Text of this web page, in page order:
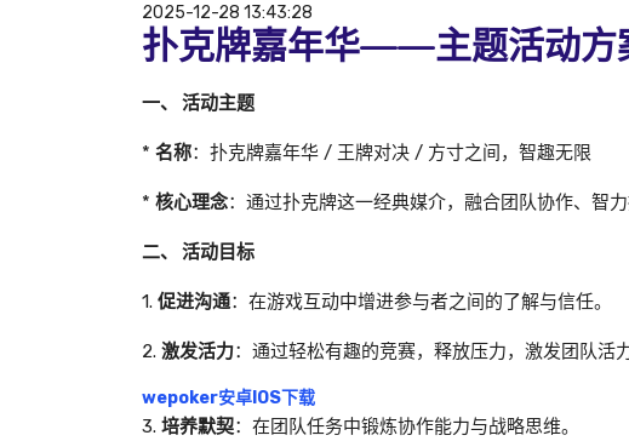
2025-12-28 13:43:28
扑克牌嘉年华——主题活动方
一、 活动主题
* 名称：扑克牌嘉年华 / 王牌对决 / 方寸之间，智趣无限
* 核心理念：通过扑克牌这一经典媒介，融合团队协作、智
二、 活动目标
1. 促进沟通：在游戏互动中增进参与者之间的了解与信任。
2. 激发活力：通过轻松有趣的竞赛，释放压力，激发团队活力
wepoker安卓IOS下载
3. 培养默契：在团队任务中锻炼协作能力与战略思维。